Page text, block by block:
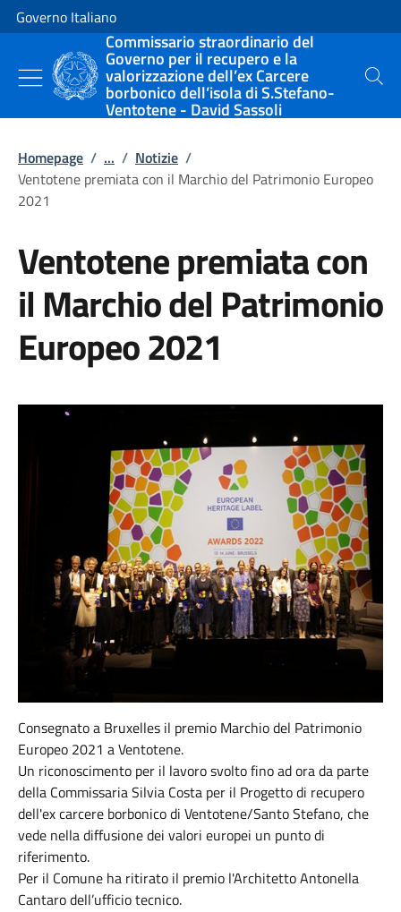
Vai al contenuto
Vai alla navigazione del sito
Governo Italiano
Commissario straordinario del
Governo per il recupero e la
valorizzazione dell’ex Carcere
borbonico dell’isola di S.Stefano-
Ventotene - David Sassoli
Cerca
Homepage / ... / Notizie /
Ventotene premiata con il Marchio del Patrimonio Europeo
2021
Ventotene premiata con
il Marchio del Patrimonio
Europeo 2021
Consegnato a Bruxelles il premio Marchio del Patrimonio
Europeo 2021 a Ventotene.
Un riconoscimento per il lavoro svolto fino ad ora da parte
della Commissaria Silvia Costa per il Progetto di recupero
dell'ex carcere borbonico di Ventotene/Santo Stefano, che
vede nella diffusione dei valori europei un punto di
riferimento.
Per il Comune ha ritirato il premio l'Architetto Antonella
Cantaro dell’ufficio tecnico.